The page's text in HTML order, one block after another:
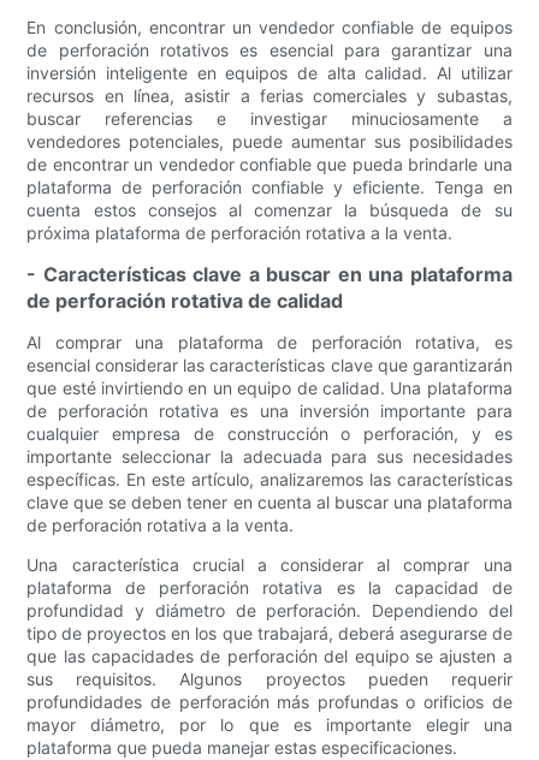
En conclusión, encontrar un vendedor confiable de equipos
de perforación rotativos es esencial para garantizar una
inversión inteligente en equipos de alta calidad. Al utilizar
recursos en línea, asistir a ferias comerciales y subastas,
buscar referencias e investigar minuciosamente a
vendedores potenciales, puede aumentar sus posibilidades
de encontrar un vendedor confiable que pueda brindarle una
plataforma de perforación confiable y eficiente. Tenga en
cuenta estos consejos al comenzar la búsqueda de su
próxima plataforma de perforación rotativa a la venta.
- Características clave a buscar en una plataforma
de perforación rotativa de calidad
Al comprar una plataforma de perforación rotativa, es
esencial considerar las características clave que garantizarán
que esté invirtiendo en un equipo de calidad. Una plataforma
de perforación rotativa es una inversión importante para
cualquier empresa de construcción o perforación, y es
importante seleccionar la adecuada para sus necesidades
específicas. En este artículo, analizaremos las características
clave que se deben tener en cuenta al buscar una plataforma
de perforación rotativa a la venta.
Una característica crucial a considerar al comprar una
plataforma de perforación rotativa es la capacidad de
profundidad y diámetro de perforación. Dependiendo del
tipo de proyectos en los que trabajará, deberá asegurarse de
que las capacidades de perforación del equipo se ajusten a
sus requisitos. Algunos proyectos pueden requerir
profundidades de perforación más profundas o orificios de
mayor diámetro, por lo que es importante elegir una
plataforma que pueda manejar estas especificaciones.